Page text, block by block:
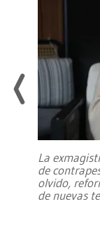
La
de
olvido,
de nuevas